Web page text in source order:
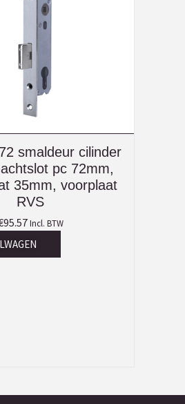
smaldeur cilinder
pc 72mm,
35mm, voorplaat
RVS
95.57 Incl. BTW